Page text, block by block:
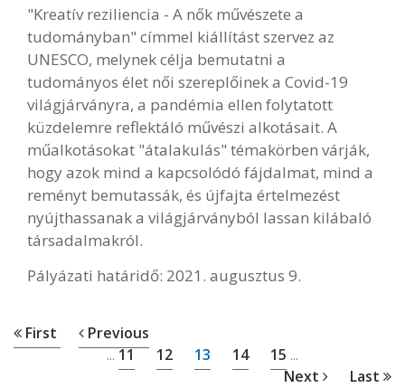
"Kreatív reziliencia - A nők művészete a
tudományban" címmel kiállítást szervez az
UNESCO, melynek célja bemutatni a
tudományos élet női szereplőinek a Covid-19
világjárványra, a pandémia ellen folytatott
küzdelemre reflektáló művészi alkotásait. A
műalkotásokat "átalakulás" témakörben várják,
hogy azok mind a kapcsolódó fájdalmat, mind a
reményt bemutassák, és újfajta értelmezést
nyújthassanak a világjárványból lassan kilábaló
társadalmakról.
Pályázati határidő: 2021. augusztus 9.
First Previous
... 11 12 13 14 15 ...
Next Last